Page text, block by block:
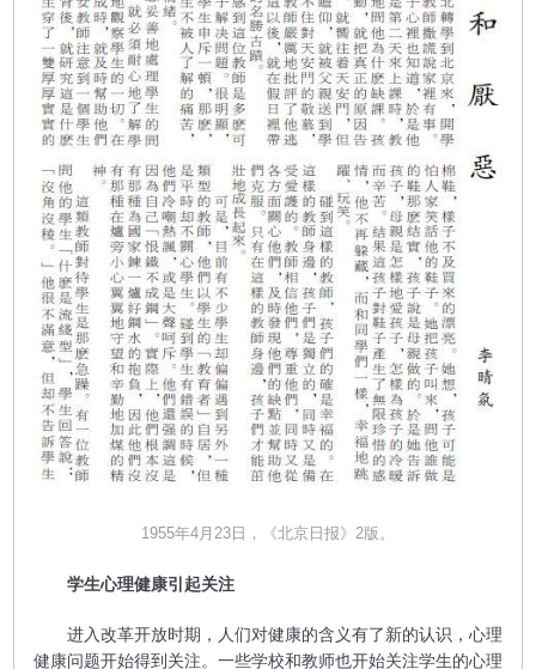
1955年4月23日，《北京日报》2版。
学生心理健康引起关注
进入改革开放时期，人们对健康的含义有了新的认识，心理
健康问题开始得到关注。一些学校和教师也开始关注学生的心理